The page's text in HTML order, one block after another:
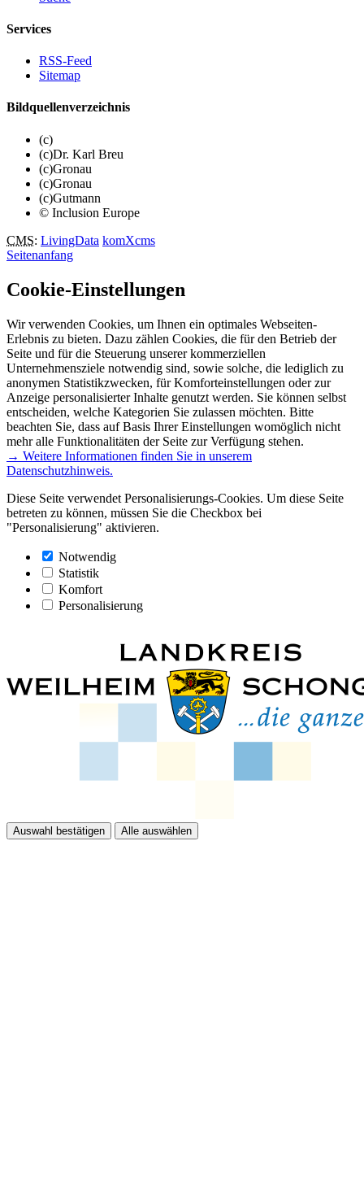
Services
RSS-Feed
Sitemap
Bildquellenverzeichnis
(c)
(c)Dr. Karl Breu
(c)Gronau
(c)Gronau
(c)Gutmann
© Inclusion Europe
CMS: LivingData komXcms
Seitenanfang
Cookie-Einstellungen
Wir verwenden Cookies, um Ihnen ein optimales Webseiten-
Erlebnis zu bieten. Dazu zählen Cookies, die für den Betrieb der
Seite und für die Steuerung unserer kommerziellen
Unternehmensziele notwendig sind, sowie solche, die lediglich zu
anonymen Statistikzwecken, für Komforteinstellungen oder zur
Anzeige personalisierter Inhalte genutzt werden. Sie können selbst
entscheiden, welche Kategorien Sie zulassen möchten. Bitte
beachten Sie, dass auf Basis Ihrer Einstellungen womöglich nicht
mehr alle Funktionalitäten der Seite zur Verfügung stehen.
→ Weitere Informationen finden Sie in unserem
Datenschutzhinweis.
Diese Seite verwendet Personalisierungs-Cookies. Um diese Seite
betreten zu können, müssen Sie die Checkbox bei
"Personalisierung" aktivieren.
Notwendig
Statistik
Komfort
Personalisierung
Auswahl bestätigen Alle auswählen